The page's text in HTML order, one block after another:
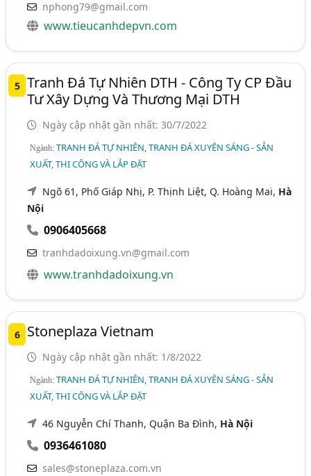
nphong79@gmail.com
www.tieucanhdepvn.com
5 Tranh Đá Tự Nhiên DTH - Công Ty CP Đầu
Tư Xây Dựng Và Thương Mại DTH
Ngày cập nhật gần nhất: 30/7/2022
Ngành:TRANH ĐÁ TỰ NHIÊN, TRANH ĐÁ XUYÊN SÁNG - SẢN
XUẤT, THI CÔNG VÀ LẮP ĐẶT
Ngõ 61, Phố Giáp Nhị, P. Thịnh Liệt, Q. Hoàng Mai, Hà
Nội
0906405668
tranhdadoixung.vn@gmail.com
www.tranhdadoixung.vn
6 Stoneplaza Vietnam
Ngày cập nhật gần nhất: 1/8/2022
Ngành:TRANH ĐÁ TỰ NHIÊN, TRANH ĐÁ XUYÊN SÁNG - SẢN
XUẤT, THI CÔNG VÀ LẮP ĐẶT
46 Nguyễn Chí Thanh, Quận Ba Đình, Hà Nội
0936461080
sales@stoneplaza.com.vn